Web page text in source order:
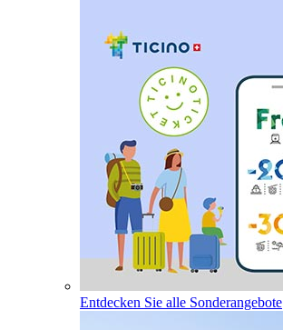
Entdecken Sie alle Sonderangebote